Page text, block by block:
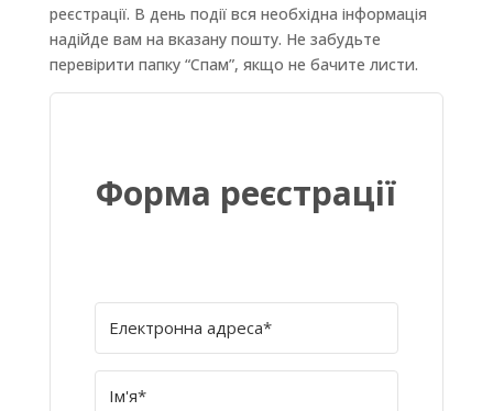
реєстрації. В день події вся необхідна інформація
надійде вам на вказану пошту. Не забудьте
перевірити папку “Спам”, якщо не бачите листи.
Форма реєстрації